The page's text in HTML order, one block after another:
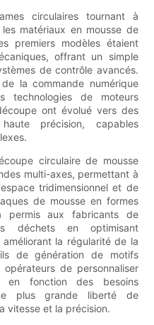
circulaires tournant à
matériaux en mousse de
premiers modèles étaient
offrant un simple
de contrôle avancés.
la commande numérique
technologies de moteurs
ont évolué vers des
précision, capables
circulaire de mousse
multi-axes, permettant à
tridimensionnel et de
de mousse en formes
permis aux fabricants de
déchets en optimisant
la régularité de la
de génération de motifs
de personnaliser
en fonction des besoins
plus grande liberté de
vitesse et la précision.